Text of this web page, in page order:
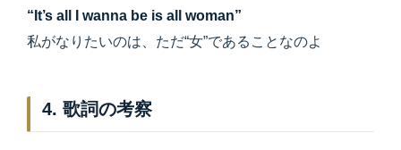
“It’s all I wanna be is all woman”
私がなりたいのは、ただ“女”であることなのよ
4. 歌詞の考察